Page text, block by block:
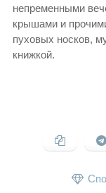
непременными
крышами и
пуховых носков,
книжкой.